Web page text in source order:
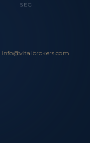
SEG
info@vitalbrokers.com